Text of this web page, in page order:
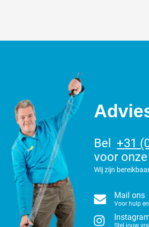
Bel
+31
voor
Wij zijn
Mail ons
Voor hulp
Stel jouw